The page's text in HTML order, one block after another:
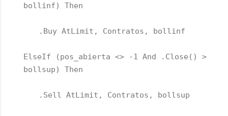
bollinf) Then
.Buy AtLimit, Contratos, bollinf
ElseIf (pos_abierta <> -1 And .Close() >
bollsup) Then
.Sell AtLimit, Contratos, bollsup